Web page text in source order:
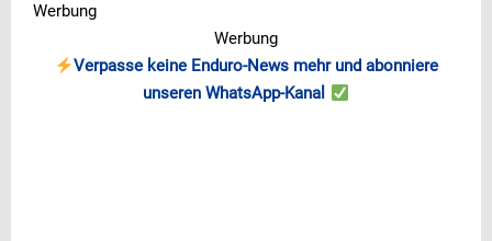
Werbung
Werbung
Verpasse keine Enduro-News mehr und abonniere
unseren WhatsApp-Kanal